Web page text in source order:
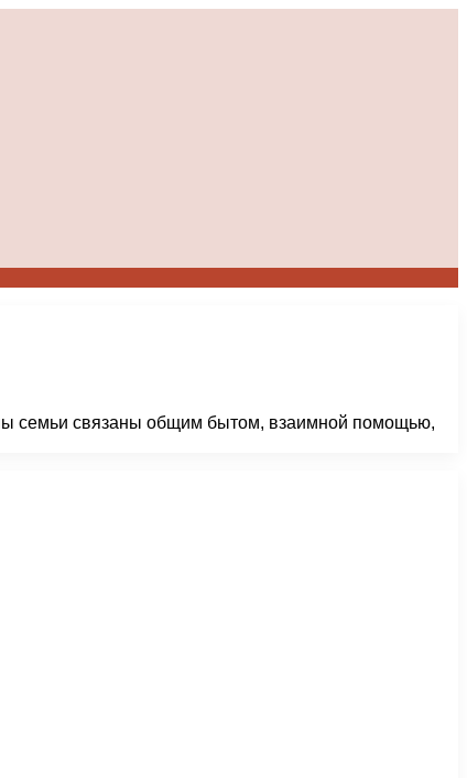
семьи связаны общим бытом, взаимной помощью,